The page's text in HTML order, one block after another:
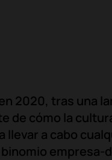
2020, tras una
de cómo la
llevar a cabo
empresa-